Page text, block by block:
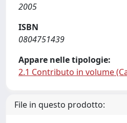
2005
ISBN
0804751439
Appare nelle tipologie:
2.1 Contributo in volume
File in questo prodotto: